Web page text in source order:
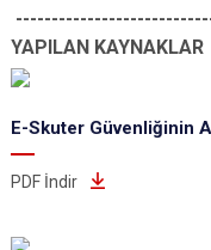
YAPILAN KAYNAKLAR
E-Skuter Güvenliğinin
PDF İndir